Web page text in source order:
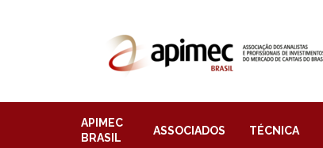
APIMEC
BRASIL
ASSOCIADOS TÉCNICA